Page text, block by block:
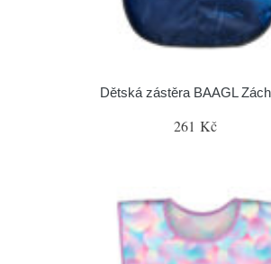
Dětská zástěra BAAGL
261 Kč